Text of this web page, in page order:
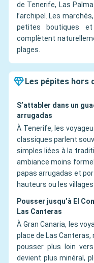
de Tenerife, Las
l’archipel. Les
petites boutiques
complètent
plages.
Les pépites hors
S’attabler dans un
arrugadas
À Tenerife, les
classiques parlent
simples liées à la
ambiance moins
papas arrugadas et
hauteurs ou les
Pousser jusqu’à El
Las Canteras
À Gran Canaria, les
place de Las
pousser plus loin
devient plus minéral,